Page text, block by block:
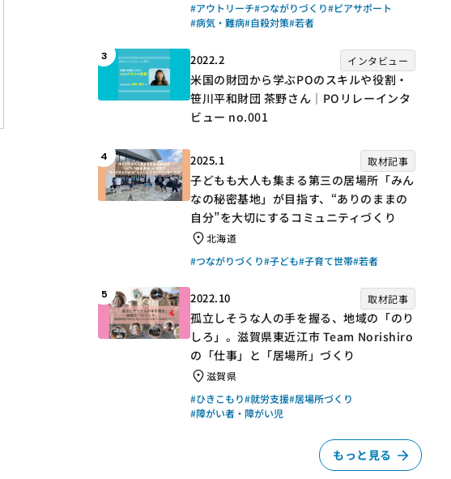
#アウトリーチ#つながりづくり#ピアサポート
#病気・難病#自殺対策#若者
3 2022.2 インタビュー
米国の財団から学ぶPOのスキルや役割・
笹川平和財団 茶野さん｜POリレーインタ
ビュー no.001
4 2025.1 取材記事
子どもも大人も集まる第三の居場所「みん
なの秘密基地」が目指す、“ありのままの
自分”を大切にするコミュニティづくり
北海道
#つながりづくり#子ども#子育て世帯#若者
5 2022.10 取材記事
孤立しそうな人の手を握る、地域の「のり
しろ」。滋賀県東近江市 Team Norishiro
の「仕事」と「居場所」づくり
滋賀県
#ひきこもり#就労支援#居場所づくり
#障がい者・障がい児
もっと見る